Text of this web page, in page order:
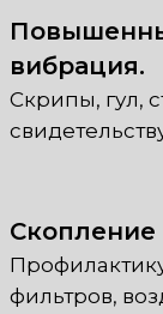
вибрация.
Скрипы, гул,
Скопление
фильтров,